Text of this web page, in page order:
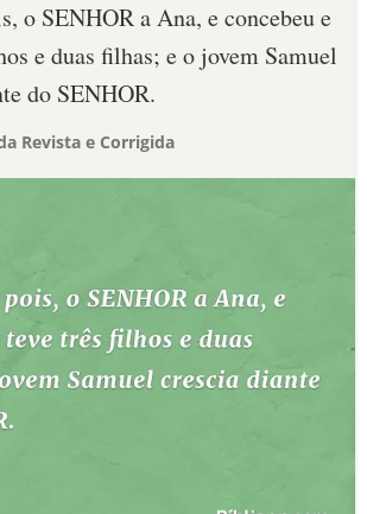
o SENHOR a Ana, e concebeu e
e duas filhas; e o jovem Samuel
do SENHOR.
Revista e Corrigida